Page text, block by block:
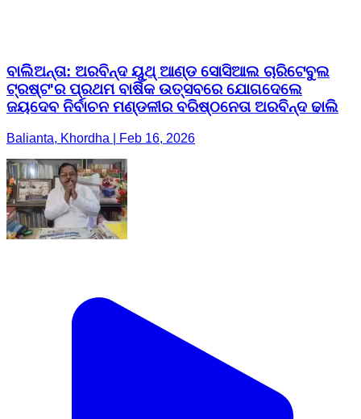
ବାଲିିଅନ୍ତା: ଅରବିନ୍ଦ ୟୁଥ୍ ଆଣ୍ଡ ସୋସିଆଲ ଚାରିଟେବୁଲ
ଟ୍ରଷ୍ଟ'ର ପ୍ରଥମ ବାର୍ଷିକ ଉତ୍ସବରେ ଯୋଗଦେଲେ
ଜୟଦେବ ନିର୍ବାଚନ ମଣ୍ଡଳୀର ବରିଷ୍ଠନେତା ଅରବିନ୍ଦ ଢାଲି
Balianta, Khordha | Feb 16, 2026